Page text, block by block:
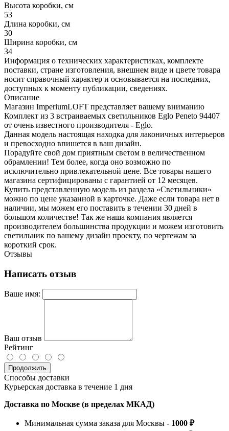
Высота коробки, см
53
Длина коробки, см
30
Ширина коробки, см
34
Информация о технических характеристиках, комплекте
поставки, стране изготовления, внешнем виде и цвете товара
носит справочный характер и основывается на последних,
доступных к моменту публикации, сведениях.
Описание
Магазин ImperiumLOFT представляет вашему вниманию
Комплект из 3 встраиваемых светильников Eglo Peneto 94407
от очень известного производителя - Eglo.
Данная модель настоящая находка для лаконичных интерьеров
и превосходно впишется в ваш дизайн.
Порадуйте свой дом приятным светом в величественном
обрамлении! Тем более, когда оно возможно по
исключительно привлекательной цене. Все товары нашего
магазина сертифицированы с гарантией от 12 месяцев.
Купить представленную модель из раздела «Светильники»
можно по цене указанной в карточке. Даже если товара нет в
наличии, мы можем его поставить в течении 30 дней в
большом количестве! Так же наша компания является
производителем большинства продукции и можем изготовить
светильник по вашему дизайн проекту, по чертежам за
короткий срок.
Отзывы
Написать отзыв
Ваше имя:
Ваш отзыв
Рейтинг
Продолжить
Способы доставки
Курьерская доставка в течение 1 дня
Доставка по Москве (в пределах МКАД)
Минимальная сумма заказа для Москвы - 1000 ₽